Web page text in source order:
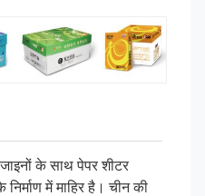
के साथ पेपर शीटर
में माहिर है। चीन की